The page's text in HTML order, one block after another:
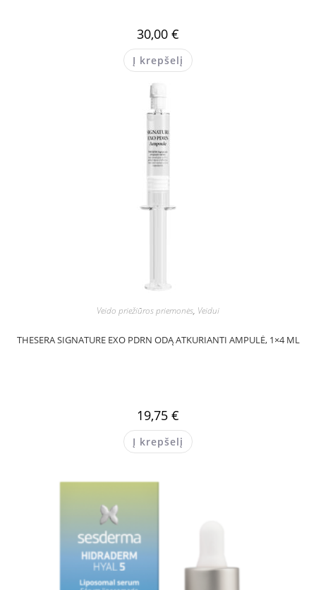
30,00 €
Į krepšelį
Veido priežiūros priemonės, Veidui
THESERA SIGNATURE EXO PDRN ODĄ ATKURIANTI AMPULĖ, 1×4 ML
19,75 €
Į krepšelį